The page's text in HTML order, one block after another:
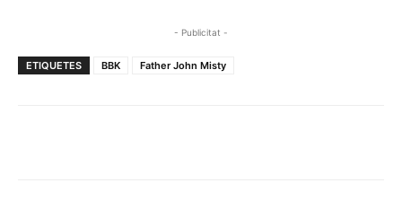
- Publicitat -
ETIQUETES BBK Father John Misty